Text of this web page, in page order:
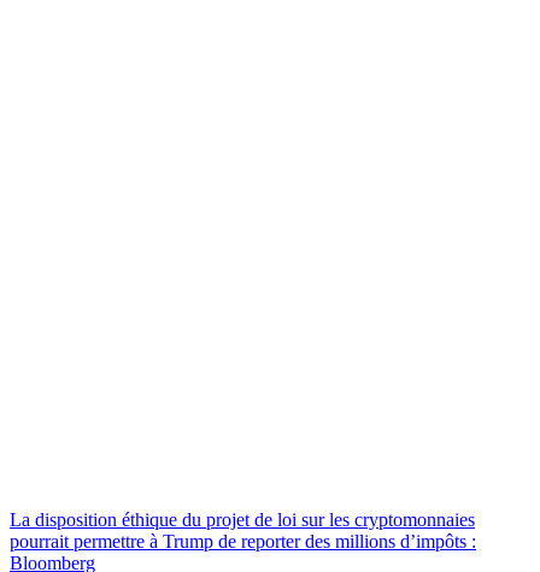
La disposition éthique du projet de loi sur les cryptomonnaies
pourrait permettre à Trump de reporter des millions d’impôts :
Bloomberg